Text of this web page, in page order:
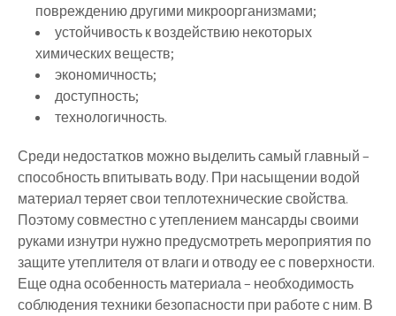
повреждению другими микроорганизмами;
устойчивость к воздействию некоторых
химических веществ;
экономичность;
доступность;
технологичность.
Среди недостатков можно выделить самый главный –
способность впитывать воду. При насыщении водой
материал теряет свои теплотехнические свойства.
Поэтому совместно с утеплением мансарды своими
руками изнутри нужно предусмотреть мероприятия по
защите утеплителя от влаги и отводу ее с поверхности.
Еще одна особенность материала – необходимость
соблюдения техники безопасности при работе с ним. В